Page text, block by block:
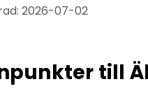
2026-07-02
till